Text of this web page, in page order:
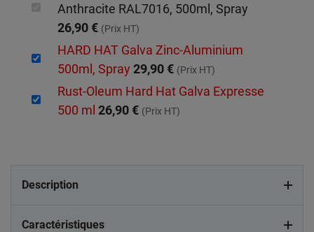
Anthracite RAL7016, 500ml, Spray
26,90 € (Prix HT)
HARD HAT Galva Zinc-Aluminium
500ml, Spray 29,90 € (Prix HT)
Rust-Oleum Hard Hat Galva Expresse
500 ml 26,90 € (Prix HT)
Description
Caractéristiques